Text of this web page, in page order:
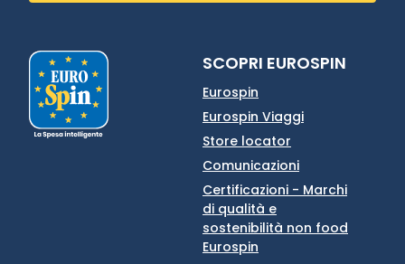
SCOPRI EUROSPIN
Eurospin
Eurospin Viaggi
Store locator
Comunicazioni
Certificazioni - Marchi
di qualità e
sostenibilità non food
Eurospin